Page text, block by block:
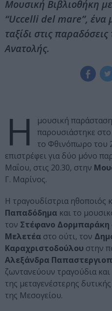
Μουσική Βιβλιοθήκη
“Uccelli del mare”, ένα
ταξίδι στις
Ανατολής.
Η μουσική παράσταση
παρουσιάστηκε
το Φθινόπωρο του
επιστρέφει για δύο μόνο
Μαΐου, στις 20.30, στην
Γ. Μαρίνος.
Η τραγουδίστρια ηθοποιός
Παπαδόδημα και το
τον Στέφανο Δορμπαράκη
Μελετέα στο ούτι, τον
Καραχριστοδούλου στην
Αλεξάνδρα
ζωντανεύουν τραγούδια
της μεταγενέστερης
της Μεσογείου.